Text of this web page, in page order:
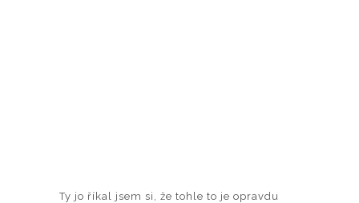
Ty jo říkal jsem si, že tohle to je opravdu